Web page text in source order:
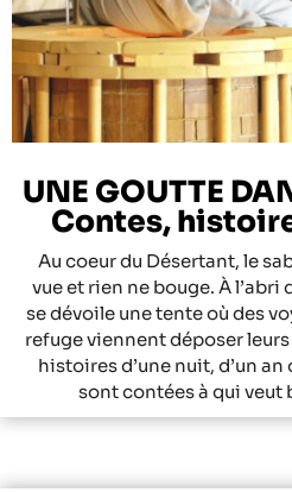
UNE GOUTTE
Contes,
Au coeur du Désertant, le
vue et rien ne bouge. À l’abri
se dévoile une tente où des
refuge viennent déposer
histoires d’une nuit, d’un
sont contées à qui veut